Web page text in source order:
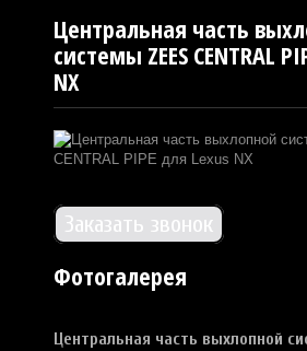
Центральная часть
системы ZEES CENTRAL
NX
Заказать звонок
Фотогалерея
Центральная часть выхлопной